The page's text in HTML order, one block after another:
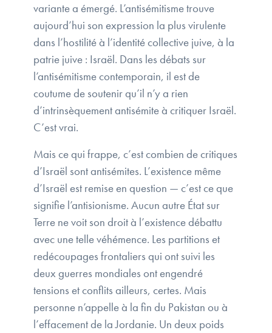
variante a émergé. L’antisémitisme trouve
aujourd’hui son expression la plus virulente
dans l’hostilité à l’identité collective juive, à la
patrie juive : Israël. Dans les débats sur
l’antisémitisme contemporain, il est de
coutume de soutenir qu’il n’y a rien
d’intrinsèquement antisémite à critiquer Israël.
C’est vrai.
Mais ce qui frappe, c’est combien de critiques
d’Israël sont antisémites. L’existence même
d’Israël est remise en question — c’est ce que
signifie l’antisionisme. Aucun autre État sur
Terre ne voit son droit à l’existence débattu
avec une telle véhémence. Les partitions et
redécoupages frontaliers qui ont suivi les
deux guerres mondiales ont engendré
tensions et conflits ailleurs, certes. Mais
personne n’appelle à la fin du Pakistan ou à
l’effacement de la Jordanie. Un deux poids